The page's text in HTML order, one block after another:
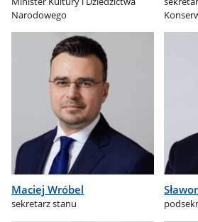
Narodowego
Maciej Wróbel
sekretarz stanu